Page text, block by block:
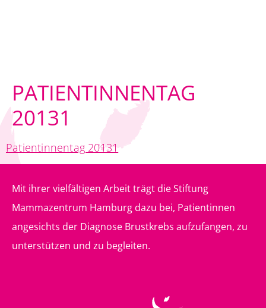
PATIENTINNENTAG
20131
Patientinnentag 20131
Mit ihrer vielfältigen Arbeit trägt die Stiftung
Mammazentrum Hamburg dazu bei, Patientinnen
angesichts der Diagnose Brustkrebs aufzufangen, zu
unterstützen und zu begleiten.